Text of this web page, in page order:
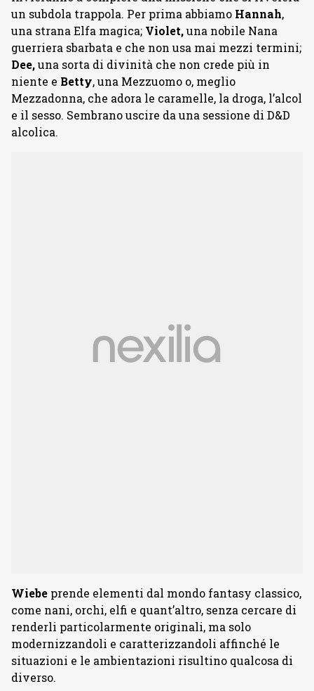
un subdola trappola. Per prima abbiamo Hannah,
una strana Elfa magica; Violet,una nobile Nana
guerriera sbarbata e che non usa mai mezzi termini;
Dee,una sorta di divinità che non crede più in
niente e Betty, una Mezzuomo o, meglio
Mezzadonna, che adora le caramelle, la droga, l’alcol
e il sesso. Sembrano uscire da una sessione di D&D
alcolica.
Wiebe prende elementi dal mondo fantasy classico,
come nani, orchi, elfi e quant’altro, senza cercare di
renderli particolarmente originali, ma solo
modernizzandoli e caratterizzandoli affinché le
situazioni e le ambientazioni risultino qualcosa di
diverso.